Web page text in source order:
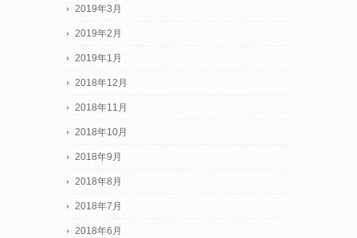
2019年3月
2019年2月
2019年1月
2018年12月
2018年11月
2018年10月
2018年9月
2018年8月
2018年7月
2018年6月